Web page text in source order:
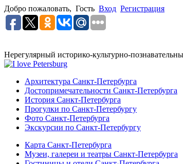
Добро пожаловать, Гость Вход Регистрация
Нерегулярный историко-культурно-
Архитектура Санкт-Петербурга
Достопримечательности Санкт-Петербурга
История Санкт-Петербурга
Прогулки по Санкт-Петербургу
Фото Санкт-Петербурга
Экскурсии по Санкт-Петербургу
Карта Санкт-Петербурга
Музеи, галереи и театры Санкт-Петербурга